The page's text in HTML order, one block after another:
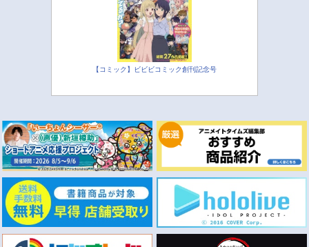
【コミック】ビビビコミック創刊記念号